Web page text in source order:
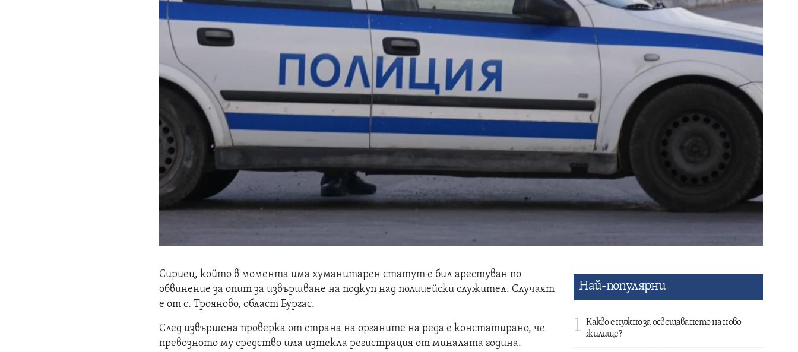
Сириец, който в момента има хуманитарен статут е бил арестуван по
обвинение за опит за извършване на подкуп над полицейски служител. Случаят
е от с. Трояново, област Бургас.
След извършена проверка от страна на органите на реда е констатирано, че
превозното му средство има изтекла регистрация от миналата година.
Най-популярни
1
Какво е нужно за освещаването на ново
жилище?